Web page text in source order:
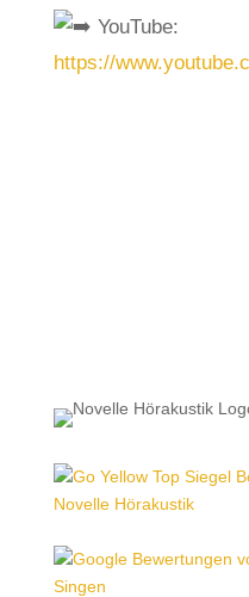
YouTube:
https://